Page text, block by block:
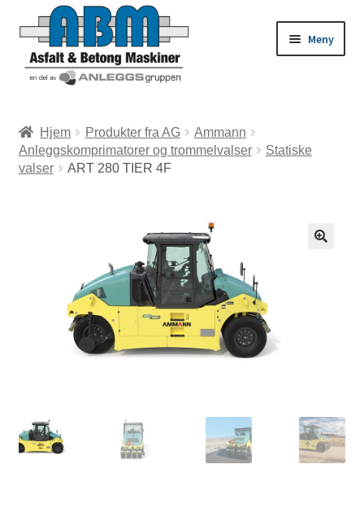
Meny
Hjem Produkter fra AG
Ammann
Anleggskomprimatorer og trommelvalser
Statiske
valser
ART 280 TIER 4F